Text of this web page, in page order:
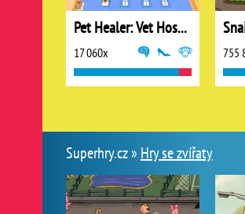
Pet Healer: Vet Hospital
17 060x 755
Superhry.cz » Hry se zvířaty